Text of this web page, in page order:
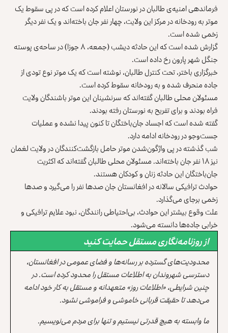
فرماندهی امنیه‌ی طالبان در نورستان اعلام کرده است که در پی ‏سقوط یک
موتر به رودخانه در مرکز این ولایت، چهار نفر جان ‏باخته‌اند و یک نفر دیگر
زخمی شده است.
گزارش شده است که این حادثه دیشب (جمعه، ۸ جوزا) در ساحه‌ی پوسته
‏جنگل شهر پارون رخ داده است.
خبرگزاریباختر، تحت کنترل طالبان، نوشته است که یک موتر نوع ‏تودی از
جاده منحرف شده و به رودخانه سقوط کرده است.
مسئولان محلی طالبان گفته‌اند که سرنشینان این موتر باشندگان ولایت
‏فراه بودند و برای تفریح به نورستان رفته بودند.
گفته شده است که اجساد جان‌باختگان تا کنون پیدا نشده و ‏عملیات
جست‌وجو در رودخانه ادامه دارد.
شب گذشته در پی واژگون‌شدن موتر حامل بازگشت‌کنندگان در ولایت لغمان
‏نیز ۱۸ نفر جان باخته‌اند. مسئولان محلی طالبان گفته‌اند که اکثریت
‏جان‌باختگان این حادثه زنان و کودکان هستند.
حوادث ترافیکی سالانه در افغانستان جان صدها نفر را می‌گیرد و ‏صدها
زخمی برجای می‌گذارد.
علت وقوع بیشتر این حوادث، بی‌احتیاطی رانندگان، نبود علایم ترافیکی ‏و
خرابی جاده‌ها دانسته می‌شود.
از روزنامه‌نگاری مستقل حمایت کنید
محدودیت‌های گسترده بر رسانه‌ها و فضای عمومی در افغانستان،
دسترسی شهروندان به اطلاعات مستقل را محدود کرده است. در
چنین شرایطی، «اطلاعات روز» متعهدانه و مستقل به کار خود ادامه
می‌دهد تا حقیقت قربانی خاموشی و فراموشی نشود.
ما وابسته به هیچ قدرتی نیستیم و تنها برای مردم می‌نویسیم.